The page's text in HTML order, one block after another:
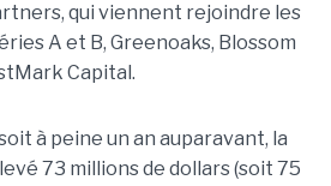
qui viennent rejoindre les
A et B, Greenoaks, Blossom
Capital.
à peine un an auparavant, la
73 millions de dollars (soit 75